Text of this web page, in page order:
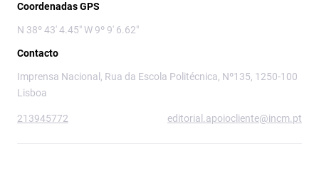
Coordenadas GPS
N 38º 43' 4.45" W 9º 9' 6.62"
Contacto
Imprensa Nacional, Rua da Escola Politécnica, Nº135, 1250-100
Lisboa
213945772 editorial.apoiocliente@incm.pt